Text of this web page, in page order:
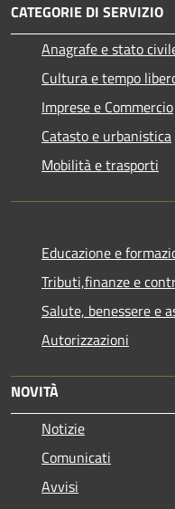
CATEGORIE DI SERVIZIO
Anagrafe e stato
Cultura e tempo
Imprese e Commercio
Catasto e urbanistica
Mobilità e trasporti
Educazione e
Tributi,finanze e
Salute, benessere e
Autorizzazioni
NOVITÀ
Notizie
Comunicati
Avvisi